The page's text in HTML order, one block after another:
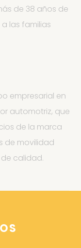
de 38 años de
las familias
empresarial en
automotriz, que
de la marca
de movilidad
calidad.